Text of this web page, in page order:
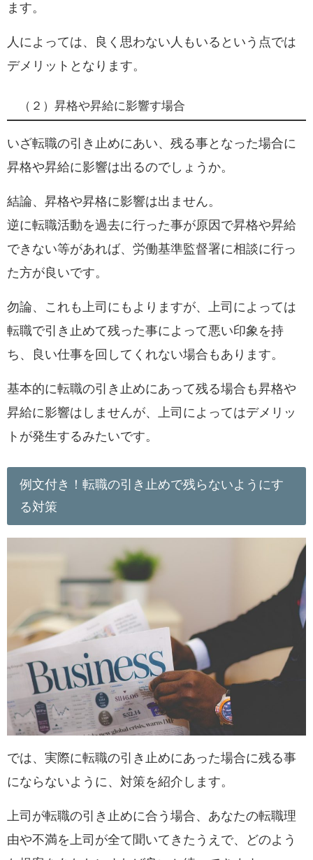
ます。
人によっては、良く思わない人もいるという点では
デメリットとなります。
（２）昇格や昇給に影響す場合
いざ転職の引き止めにあい、残る事となった場合に
昇格や昇給に影響は出るのでしょうか。
結論、 昇格や昇格に影響は出ません。
逆に転職活動を過去に行った事が原因で昇格や昇給
できない等があれば、労働基準監督署に相談に行っ
た方が良いです。
勿論、これも上司にもよりますが、上司によっては
転職で引き止めて残った事によって悪い印象を持
ち、良い仕事を回してくれない場合もあります。
基本的に転職の引き止めにあって残る場合も昇格や
昇給に影響はしませんが、上司によってはデメリッ
トが発生するみたいです。
例文付き！転職の引き止めで残らないようにす
る対策
では、実際に転職の引き止めにあった場合に残る事
にならないように、対策を紹介します。
上司が転職の引き止めに合う場合、あなたの転職理
由や不満を上司が全て聞いてきたうえで、どのよう